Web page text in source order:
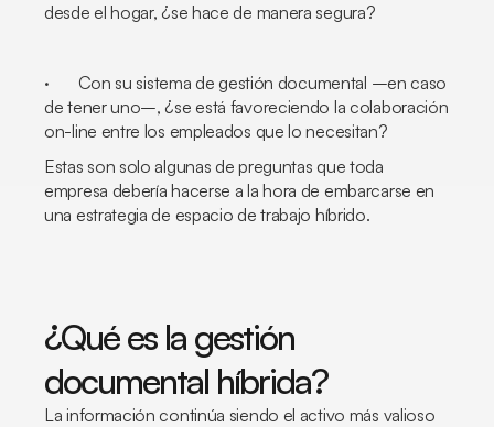
desde el hogar, ¿se hace de manera segura?
· Con su sistema de gestión documental –en caso
de tener uno–, ¿se está favoreciendo la colaboración
on-line entre los empleados que lo necesitan?
Estas son solo algunas de preguntas que toda
empresa debería hacerse a la hora de embarcarse en
una estrategia de espacio de trabajo híbrido.
¿Qué es la gestión
documental híbrida?
La información continúa siendo el activo más valioso